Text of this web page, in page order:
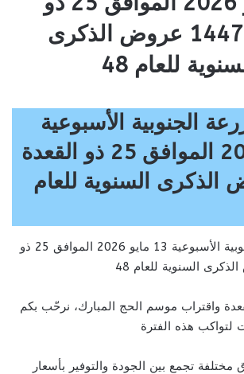
القعدة 1447 عروض الذكرى
للعام 48
الجنوبية الأسبوعية
13 مايو 2026 الموافق 25 ذو القعدة
الذكرى السنوية للعام
عروض المزرعة الجنوبية الأسبوعية 13 مايو 2026 الموافق 25 ذو
واقتراب موسم الحج المبارك، نرحّب بكم
هذه الفترة
مختلفة تجمع بين الجودة والتوفير بأسعار